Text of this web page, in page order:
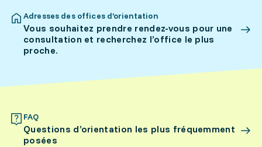
Adresses des offices d’orientation
Vous souhaitez prendre rendez-vous pour une
consultation et recherchez l’office le plus
proche.
FAQ
Questions d’orientation les plus fréquemment
posées